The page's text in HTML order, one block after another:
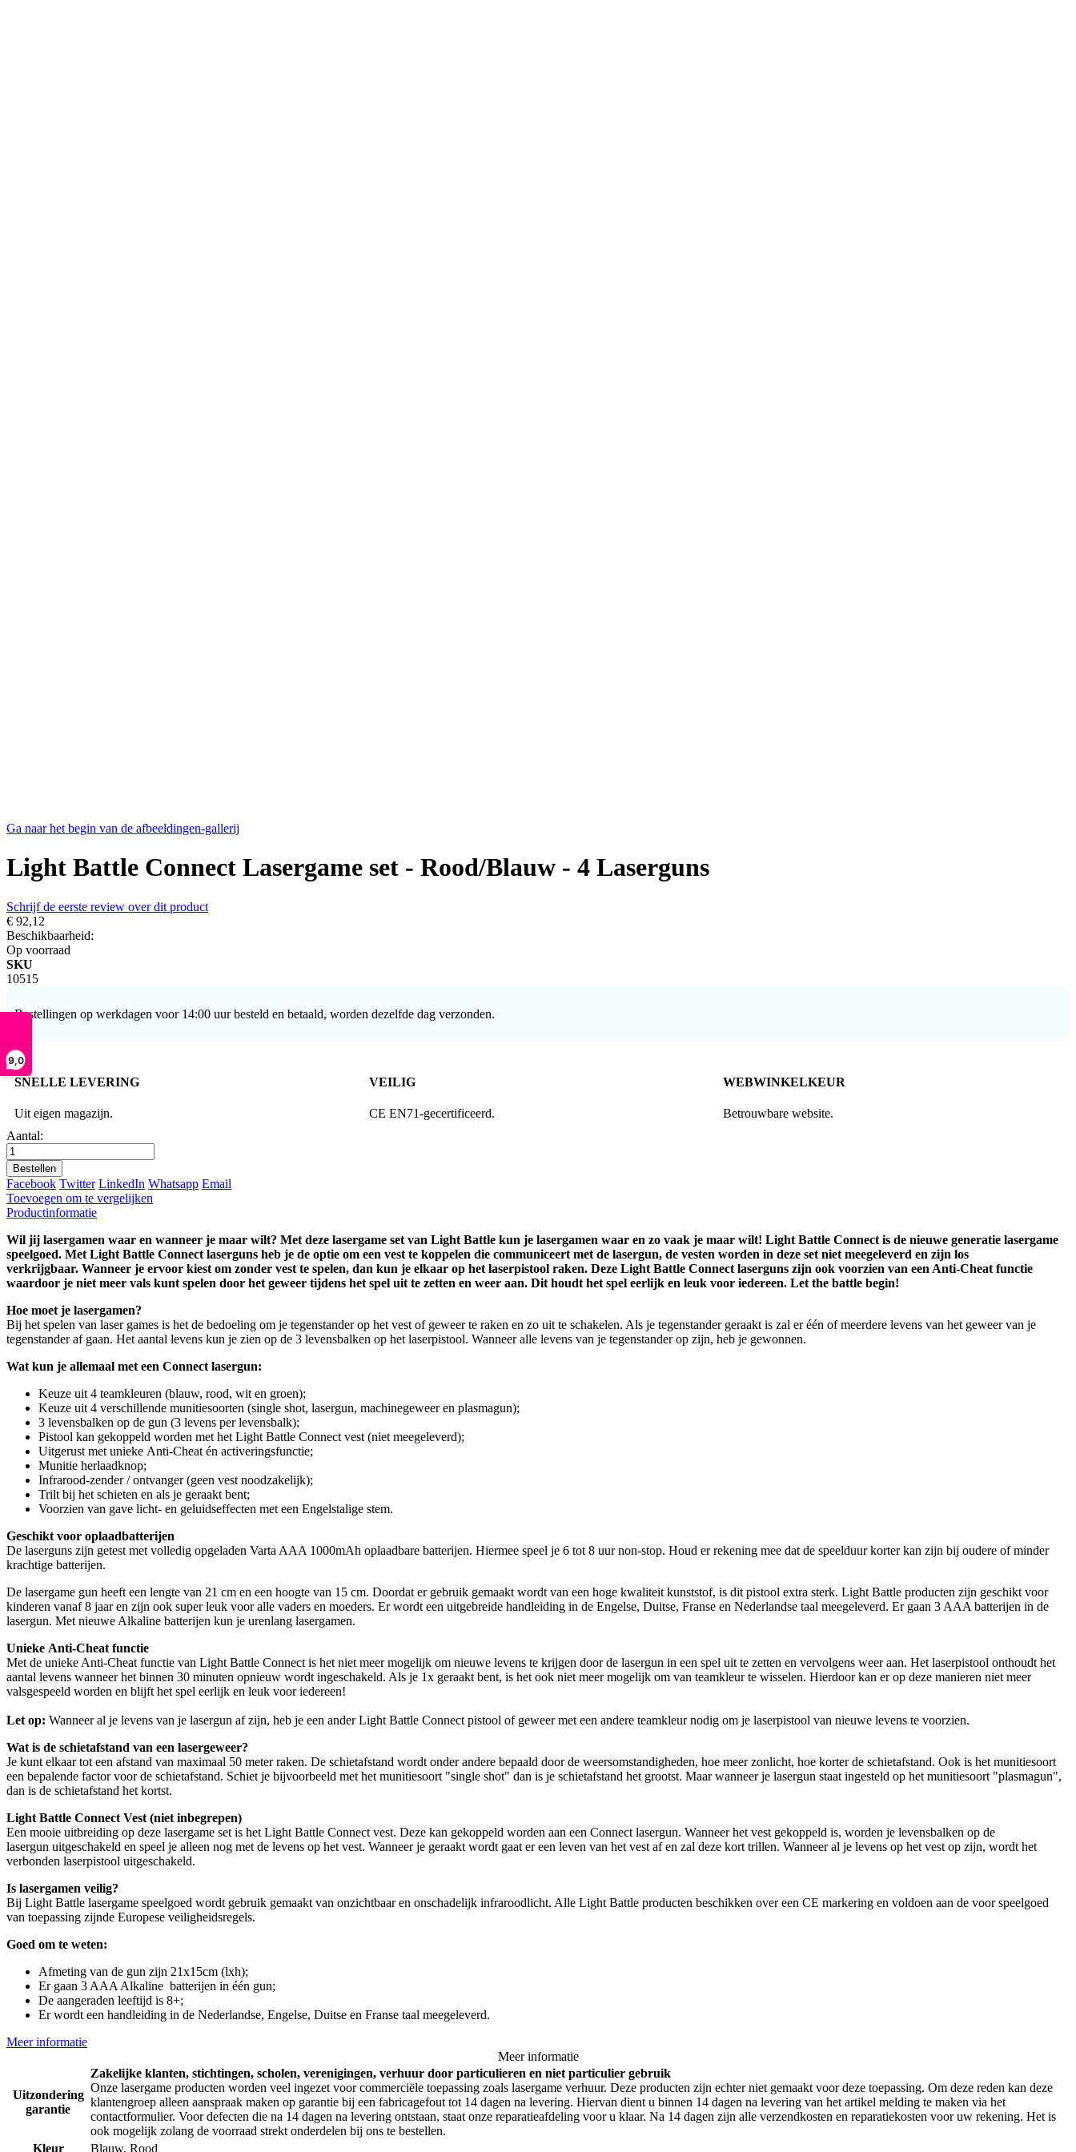
9,0
Ga naar het begin van de afbeeldingen-gallerij
Light Battle Connect Lasergame set - Rood/Blauw - 4 Laserguns
Schrijf de eerste review over dit product
€ 92,12
Beschikbaarheid:
Op voorraad
SKU
10515
Bestellingen op werkdagen voor 14:00 uur besteld en betaald, worden dezelfde dag verzonden.
SNELLE LEVERING
Uit eigen magazijn.
VEILIG
CE EN71-gecertificeerd.
WEBWINKELKEUR
Betrouwbare website.
Aantal:
Bestellen
Facebook Twitter LinkedIn Whatsapp Email
Toevoegen om te vergelijken
Productinformatie
Wil jij lasergamen waar en wanneer je maar wilt? Met deze lasergame set van Light Battle kun je lasergamen waar en zo vaak je maar wilt! Light Battle Connect is de nieuwe generatie lasergame
speelgoed. Met Light Battle Connect laserguns heb je de optie om een vest te koppelen die communiceert met de lasergun, de vesten worden in deze set niet meegeleverd en zijn los
verkrijgbaar. Wanneer je ervoor kiest om zonder vest te spelen, dan kun je elkaar op het laserpistool raken. Deze Light Battle Connect laserguns zijn ook voorzien van een Anti-Cheat functie
waardoor je niet meer vals kunt spelen door het geweer tijdens het spel uit te zetten en weer aan. Dit houdt het spel eerlijk en leuk voor iedereen. Let the battle begin!
Hoe moet je lasergamen?
Bij het spelen van laser games is het de bedoeling om je tegenstander op het vest of geweer te raken en zo uit te schakelen. Als je tegenstander geraakt is zal er één of meerdere levens van het geweer van je
tegenstander af gaan. Het aantal levens kun je zien op de 3 levensbalken op het laserpistool. Wanneer alle levens van je tegenstander op zijn, heb je gewonnen.
Wat kun je allemaal met een Connect lasergun:
Keuze uit 4 teamkleuren (blauw, rood, wit en groen);
Keuze uit 4 verschillende munitiesoorten (single shot, lasergun, machinegeweer en plasmagun);
3 levensbalken op de gun (3 levens per levensbalk);
Pistool kan gekoppeld worden met het Light Battle Connect vest (niet meegeleverd);
Uitgerust met unieke Anti-Cheat én activeringsfunctie;
Munitie herlaadknop;
Infrarood-zender / ontvanger (geen vest noodzakelijk);
Trilt bij het schieten en als je geraakt bent;
Voorzien van gave licht- en geluidseffecten met een Engelstalige stem.
Geschikt voor oplaadbatterijen
De laserguns zijn getest met volledig opgeladen Varta AAA 1000mAh oplaadbare batterijen. Hiermee speel je 6 tot 8 uur non-stop. Houd er rekening mee dat de speelduur korter kan zijn bij oudere of minder
krachtige batterijen.
De lasergame gun heeft een lengte van 21 cm en een hoogte van 15 cm. Doordat er gebruik gemaakt wordt van een hoge kwaliteit kunststof, is dit pistool extra sterk. Light Battle producten zijn geschikt voor
kinderen vanaf 8 jaar en zijn ook super leuk voor alle vaders en moeders. Er wordt een uitgebreide handleiding in de Engelse, Duitse, Franse en Nederlandse taal meegeleverd. Er gaan 3 AAA batterijen in de
lasergun. Met nieuwe Alkaline batterijen kun je urenlang lasergamen.
Unieke Anti-Cheat functie
Met de unieke Anti-Cheat functie van Light Battle Connect is het niet meer mogelijk om nieuwe levens te krijgen door de lasergun in een spel uit te zetten en vervolgens weer aan. Het laserpistool onthoudt het
aantal levens wanneer het binnen 30 minuten opnieuw wordt ingeschakeld. Als je 1x geraakt bent, is het ook niet meer mogelijk om van teamkleur te wisselen. Hierdoor kan er op deze manieren niet meer
valsgespeeld worden en blijft het spel eerlijk en leuk voor iedereen!
Let op: Wanneer al je levens van je lasergun af zijn, heb je een ander Light Battle Connect pistool of geweer met een andere teamkleur nodig om je laserpistool van nieuwe levens te voorzien.
Wat is de schietafstand van een lasergeweer?
Je kunt elkaar tot een afstand van maximaal 50 meter raken. De schietafstand wordt onder andere bepaald door de weersomstandigheden, hoe meer zonlicht, hoe korter de schietafstand. Ook is het munitiesoort
een bepalende factor voor de schietafstand. Schiet je bijvoorbeeld met het munitiesoort "single shot" dan is je schietafstand het grootst. Maar wanneer je lasergun staat ingesteld op het munitiesoort "plasmagun",
dan is de schietafstand het kortst.
Light Battle Connect Vest (niet inbegrepen)
Een mooie uitbreiding op deze lasergame set is het Light Battle Connect vest. Deze kan gekoppeld worden aan een Connect lasergun. Wanneer het vest gekoppeld is, worden je levensbalken op de
lasergun uitgeschakeld en speel je alleen nog met de levens op het vest. Wanneer je geraakt wordt gaat er een leven van het vest af en zal deze kort trillen. Wanneer al je levens op het vest op zijn, wordt het
verbonden laserpistool uitgeschakeld.
Is lasergamen veilig?
Bij Light Battle lasergame speelgoed wordt gebruik gemaakt van onzichtbaar en onschadelijk infraroodlicht. Alle Light Battle producten beschikken over een CE markering en voldoen aan de voor speelgoed
van toepassing zijnde Europese veiligheidsregels.
Goed om te weten:
Afmeting van de gun zijn 21x15cm (lxh);
Er gaan 3 AAA Alkaline batterijen in één gun;
De aangeraden leeftijd is 8+;
Er wordt een handleiding in de Nederlandse, Engelse, Duitse en Franse taal meegeleverd.
Meer informatie
Meer informatie
Uitzondering
garantie
Zakelijke klanten, stichtingen, scholen, verenigingen, verhuur door particulieren en niet particulier gebruik
Onze lasergame producten worden veel ingezet voor commerciële toepassing zoals lasergame verhuur. Deze producten zijn echter niet gemaakt voor deze toepassing. Om deze reden kan deze
klantengroep alleen aanspraak maken op garantie bij een fabricagefout tot 14 dagen na levering. Hiervan dient u binnen 14 dagen na levering van het artikel melding te maken via het
contactformulier. Voor defecten die na 14 dagen na levering ontstaan, staat onze reparatieafdeling voor u klaar. Na 14 dagen zijn alle verzendkosten en reparatiekosten voor uw rekening. Het is
ook mogelijk zolang de voorraad strekt onderdelen bij ons te bestellen.
Kleur
Blauw, Rood